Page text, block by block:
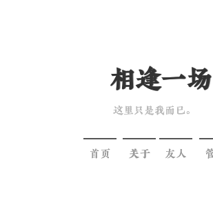
相逢一场
这里只是我而已。
首页 关于 友人